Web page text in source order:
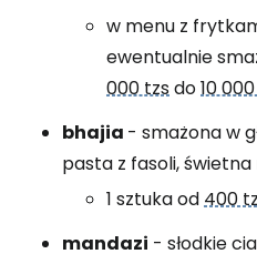
w menu z
ewentualnie
000 tzsdo10
bhajia - smażona w
pasta z fasoli,
1 sztuka od400
mandazi - słodkie